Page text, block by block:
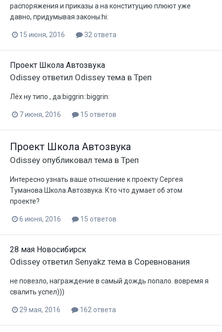
распоряжения и приказы а на конституцию плюют уже
давно, придумывая законы:hi:
15 июня, 2016 32 ответа
Проект Школа Автозвука
Odissey ответил Odissey тема в Треп
Лёх ну типо , да:biggrin::biggrin:
7 июня, 2016 15 ответов
Проект Школа Автозвука
Odissey опубликовал тема в Треп
Интересно узнать ваше отношение к проекту Сергея
Туманова Школа Автозвука. Кто что думает об этом
проекте?
6 июня, 2016 15 ответов
28 мая Новосибирск
Odissey ответил Senyakz тема в Соревнования
не повезло, награждение в самый дождь попало. вовремя я
свалить успел)))
29 мая, 2016 162 ответа